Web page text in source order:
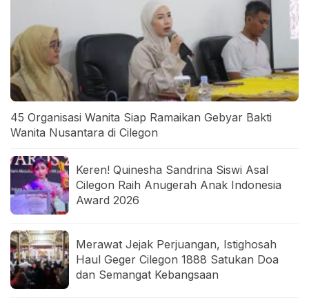
45 Organisasi Wanita Siap Ramaikan Gebyar Bakti
Wanita Nusantara di Cilegon
Keren! Quinesha Sandrina Siswi Asal
Cilegon Raih Anugerah Anak Indonesia
Award 2026
Merawat Jejak Perjuangan, Istighosah
Haul Geger Cilegon 1888 Satukan Doa
dan Semangat Kebangsaan